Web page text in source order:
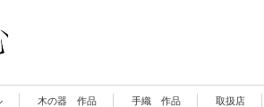
木の器 作品 手織 作品 取扱店